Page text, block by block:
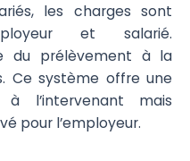
les charges sont
et salarié.
du prélèvement à la
Ce système offre une
l’intervenant mais
pour l’employeur.